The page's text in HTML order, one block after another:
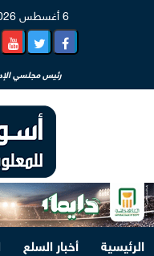
6 أغسطس 2026
رئيس مجلسي
الرئيسية أخبار السلع